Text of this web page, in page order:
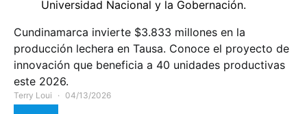
Cundinamarca invierte $3.833 millones en la
producción lechera en Tausa. Conoce el proyecto de
innovación que beneficia a 40 unidades productivas
este 2026.
Terry Loui 04/13/2026